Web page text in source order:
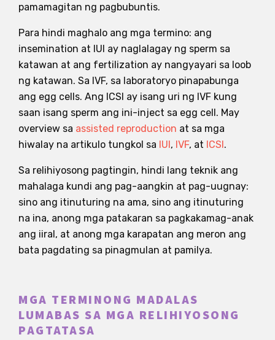
pamamagitan ng pagbubuntis.
Para hindi maghalo ang mga termino: ang
insemination at IUI ay naglalagay ng sperm sa
katawan at ang fertilization ay nangyayari sa loob
ng katawan. Sa IVF, sa laboratoryo pinapabunga
ang egg cells. Ang ICSI ay isang uri ng IVF kung
saan isang sperm ang ini-inject sa egg cell. May
overview sa assisted reproduction at sa mga
hiwalay na artikulo tungkol sa IUI, IVF, at ICSI.
Sa relihiyosong pagtingin, hindi lang teknik ang
mahalaga kundi ang pag-aangkin at pag-uugnay:
sino ang itinuturing na ama, sino ang itinuturing
na ina, anong mga patakaran sa pagkakamag-anak
ang iiral, at anong mga karapatan ang meron ang
bata pagdating sa pinagmulan at pamilya.
MGA TERMINONG MADALAS
LUMABAS SA MGA RELIHIYOSONG
PAGTATASA